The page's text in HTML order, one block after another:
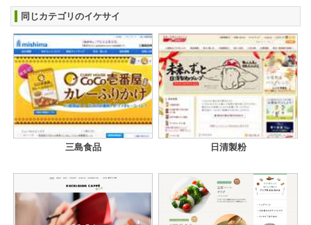
同じカテゴリのイケサイ
三島食品 日清製粉